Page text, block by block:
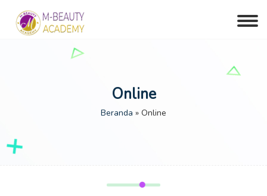
Online
Beranda » Online